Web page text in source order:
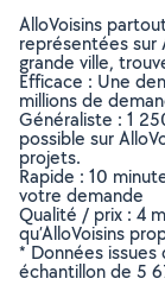
AlloVoisins
représentées sur
grande ville,
Efficace : Une
millions de
Généraliste : 1
possible sur
projets.
Rapide : 10
votre demande
Qualité / prix : 4
qu’AlloVoisins
* Données issues
échantillon de 5